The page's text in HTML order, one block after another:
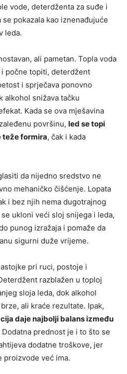
vode, deterdženta za suđe i
pokazala kao iznenađujuće
leda.
ali pametan. Topla voda
počne topiti, deterdžent
i sprječava ponovno
alkohol snižava tačku
Kada se ova mješavina
površinu, led se topi
teže formira, čak i kada
da nijedno sredstvo ne
mehaničko čišćenje. Lopata
i bez njih nema dugotrajnog
ukloni veći sloj snijega i leda,
punog izražaja i pomaže da
sigurni duže vrijeme.
pri ruci, postoje i
razblažen u toploj
sloja leda, dok alkohol
ali kraće rezultate. Ipak,
daje najbolji balans između
Dodatna prednost je i to što se
dodatne troškove, jer
proizvode već ima.